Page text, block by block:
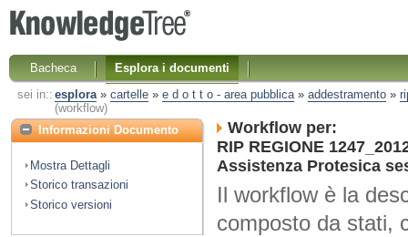
Bacheca
Esplora i documenti
sei in:: esplora» cartelle» e d o t t o - area pubblica» addestramento»
(workflow)
Informazioni Documento
Mostra Dettagli
Storico transazioni
Storico versioni
Workflow per:
RIP REGIONE
Assistenza Protesica
Il workflow è la
composto da stati,